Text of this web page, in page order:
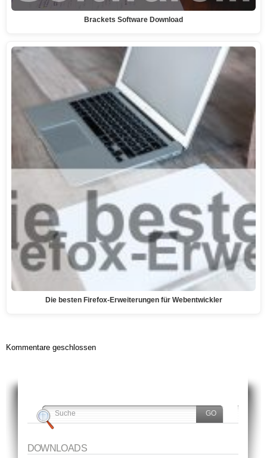
Brackets Software Download
Die besten Firefox-Erweiterungen für Webentwickler
Kommentare geschlossen
DOWNLOADS